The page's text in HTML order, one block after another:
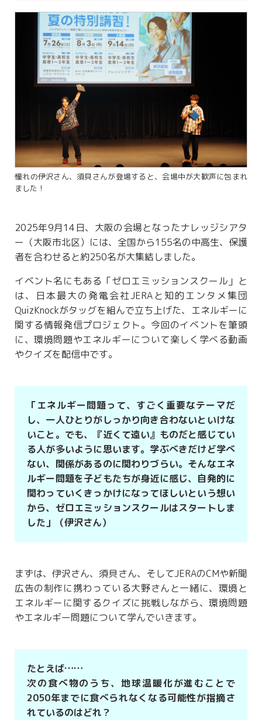
憧れの伊沢さん、須貝さんが登場すると、会場中が大歓声に包まれ
ました！
2025年9月14日、大阪の会場となったナレッジシアタ
ー（大阪市北区）には、全国から155名の中高生、保護
者を合わせると約250名が大集結しました。
イベント名にもある「ゼロエミッションスクール」と
は、日本最大の発電会社JERAと知的エンタメ集団
QuizKnockがタッグを組んで立ち上げた、エネルギーに
関する情報発信プロジェクト。今回のイベントを筆頭
に、環境問題やエネルギーについて楽しく学べる動画
やクイズを配信中です。
「エネルギー問題って、すごく重要なテーマだ
し、一人ひとりがしっかり向き合わないといけな
いこと。でも、『近くて遠い』ものだと感じてい
る人が多いように思います。学ぶべきだけど学べ
ない、関係があるのに関わりづらい。そんなエネ
ルギー問題を子どもたちが身近に感じ、自発的に
関わっていくきっかけになってほしいという想い
から、ゼロエミッションスクールはスタートしま
した」（伊沢さん）
まずは、伊沢さん、須貝さん、そしてJERAのCMや新聞
広告の制作に携わっている大野さんと一緒に、環境と
エネルギーに関するクイズに挑戦しながら、環境問題
やエネルギー問題について学んでいきます。
たとえば……
次の食べ物のうち、地球温暖化が進むことで
2050年までに食べられなくなる可能性が指摘さ
れているのはどれ？